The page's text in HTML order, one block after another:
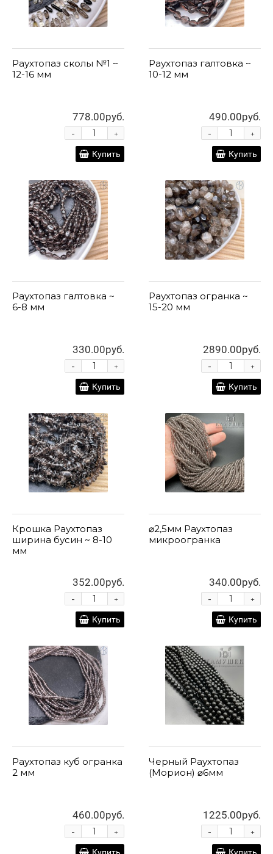
Раухтопаз сколы №1 ~
12-16 мм
778.00руб.
+
-
Купить
Раухтопаз галтовка ~
10-12 мм
490.00руб.
+
-
Купить
Раухтопаз галтовка ~
6-8 мм
330.00руб.
+
-
Купить
Раухтопаз огранка ~
15-20 мм
2890.00руб.
+
-
Купить
Крошка Раухтопаз
ширина бусин ~ 8-10
мм
352.00руб.
+
-
Купить
⌀2,5мм Раухтопаз
микроогранка
340.00руб.
+
-
Купить
Раухтопаз куб огранка
2 мм
460.00руб.
+
-
Черный Раухтопаз
(Морион) ⌀6мм
1225.00руб.
+
-